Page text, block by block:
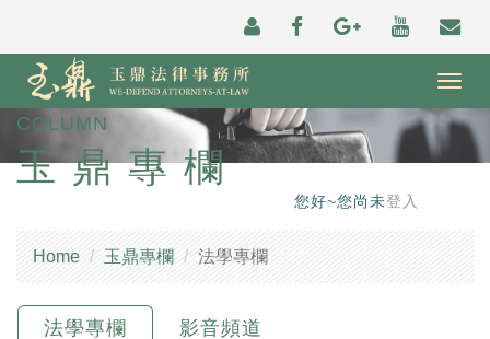
COLUMN
玉鼎專欄
您好~您尚未登入
Home 玉鼎專欄 法學專欄
法學專欄 影音頻道